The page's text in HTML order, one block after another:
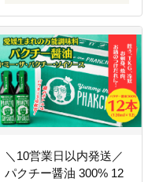
豚汁 汁 味噌 国内産 国
産 愛媛 宇和島 J029-
108003
＼10営業日以内発送／
パクチー醤油 300% 12